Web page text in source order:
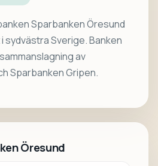
Sparbanken Öresund
sydvästra Sverige. Banken
av
Sparbanken Gripen.
Öresund